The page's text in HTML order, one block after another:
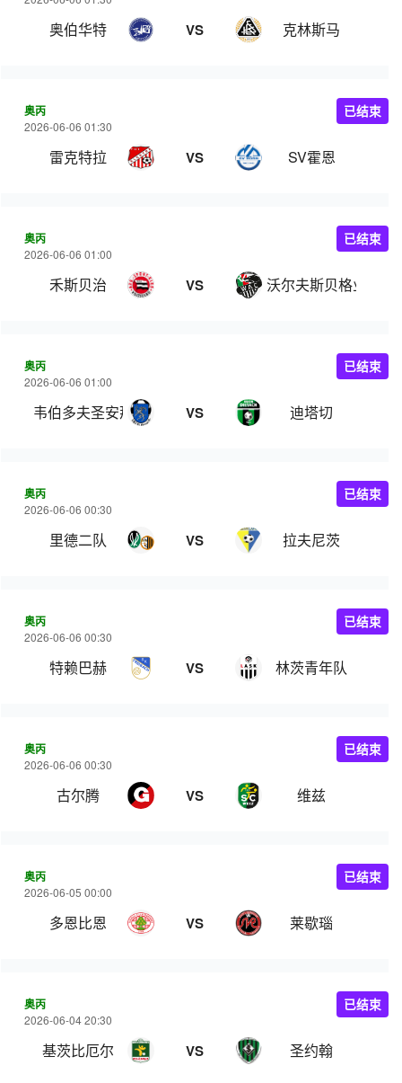
奥伯华特 VS 克林斯马
奥丙
2026-06-06 01:30
雷克特拉 VS SV霍恩
已结束
奥丙
2026-06-06 01:00
禾斯贝治 VS 沃尔夫斯贝格业余队
已结束
奥丙
2026-06-06 01:00
韦伯多夫圣安那 VS 迪塔切
已结束
奥丙
2026-06-06 00:30
里德二队 VS 拉夫尼茨
已结束
奥丙
2026-06-06 00:30
特赖巴赫 VS 林茨青年队
已结束
奥丙
2026-06-06 00:30
古尔腾 VS 维兹
已结束
奥丙
2026-06-05 00:00
多恩比恩 VS 莱歇瑙
已结束
奥丙
2026-06-04 20:30
基茨比厄尔 VS 圣约翰
已结束